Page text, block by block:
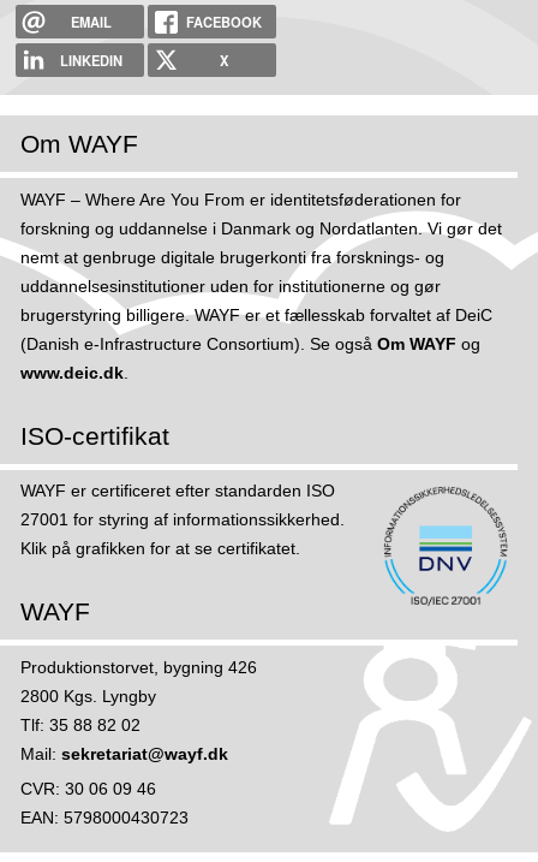
EMAIL
FACEBOOK
LINKEDIN
X
Om WAYF
WAYF – Where Are You From er identitetsføderationen for
forskning og uddannelse i Danmark og Nordatlanten. Vi gør det
nemt at genbruge digitale brugerkonti fra forsknings- og
uddannelsesinstitutioner uden for institutionerne og gør
brugerstyring billigere. WAYF er et fællesskab forvaltet af DeiC
(Danish e-Infrastructure Consortium). Se også Om WAYF og
www.deic.dk.
ISO-certifikat
WAYF er certificeret efter standarden ISO
27001 for styring af informations­sikker­hed.
Klik på grafikken for at se certifikatet.
WAYF
Produktionstorvet, bygning 426
2800 Kgs. Lyngby
Tlf: 35 88 82 02
Mail: sekretariat@wayf.dk
CVR: 30 06 09 46
EAN: 5798000430723